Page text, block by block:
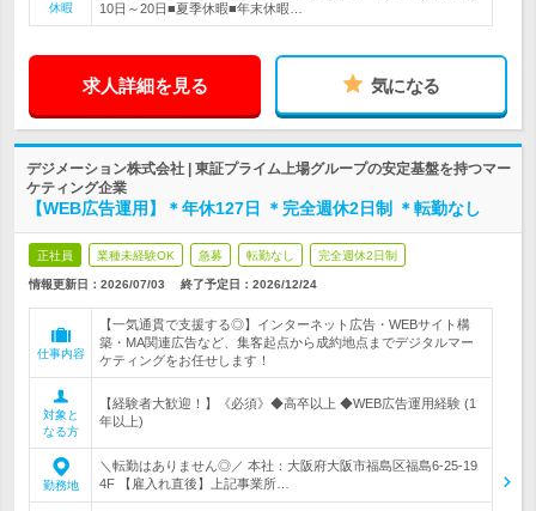
休暇
10日～20日■夏季休暇■年末休暇…
求人詳細を見る 気になる
デジメーション株式会社 | 東証プライム上場グループの安定基盤を持つマー
ケティング企業
【WEB広告運用】＊年休127日 ＊完全週休2日制 ＊転勤なし
正社員 業種未経験OK 急募 転勤なし 完全週休2日制
情報更新日：2026/07/03 終了予定日： 2026/12/24
仕事内容
【一気通貫で支援する◎】インターネット広告・WEBサイト構
築・MA関連広告など、集客起点から成約地点までデジタルマー
ケティングをお任せします！
対象と
なる方
【経験者大歓迎！】《必須》◆高卒以上 ◆WEB広告運用経験 (1
年以上)
勤務地
＼転勤はありません◎／ 本社：大阪府大阪市福島区福島6-25-19
4F 【雇入れ直後】上記事業所…